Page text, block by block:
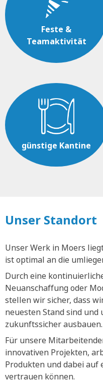
Feste &
Teamaktivität
günstige Kantine
Unser Standort
Unser Werk in Moers
ist optimal an die
Durch eine
Neuanschaffung oder
stellen wir sicher, dass
neuesten Stand sind
zukunftssicher ausbauen.
Für unsere
innovativen Projekten,
Produkten und dabei auf
vertrauen können.